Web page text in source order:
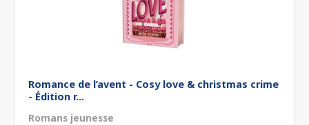
Romance de l’avent - Cosy love & christmas crime
- Édition r...
Romans jeunesse